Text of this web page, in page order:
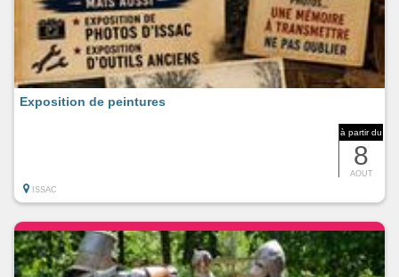
à partir du
8
AOUT
Exposition de peintures
ISSAC